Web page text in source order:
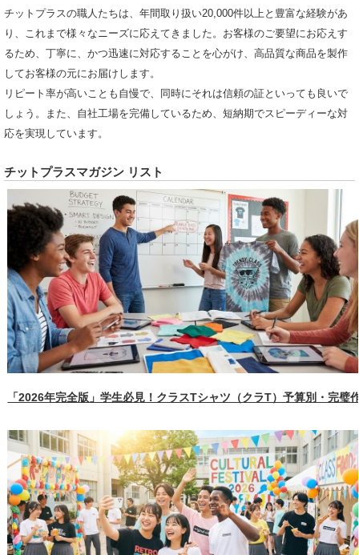
チットプラスの職人たちは、年間取り扱い20,000件以上と豊富な経験があ
り、これまで様々なニーズに応えてきました。お客様のご要望にお応えす
るため、丁寧に、かつ迅速に対応することを心がけ、高品質な商品を製作
してお客様の元にお届けします。
リピート率が高いことも自慢で、同時にそれは信頼の証といっても良いで
しょう。また、自社工場を完備しているため、短納期でスピーディーな対
応を実現しています。
チットプラスマガジン リスト
「2026年完全版」学生必見！クラスTシャツ（クラT）予算別・完璧